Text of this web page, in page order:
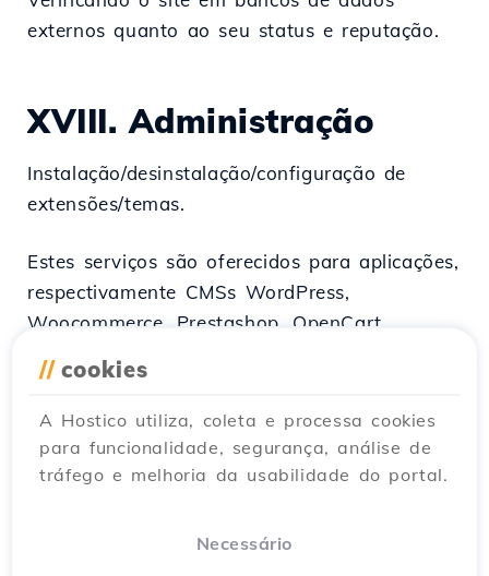
externos quanto ao seu status e reputação.
XVIII.Administração
Instalação/desinstalação/configuração de
extensões/temas.
Estes serviços são oferecidos para aplicações,
respectivamente CMSs WordPress,
Woocommerce, Prestashop, OpenCart,
O serviço não está disponível para
aplicações, respectivamente CMSs cuja
funcionalidade nativa ou estendida através
de várias extensões permite a criação de
// cookies
A Hostico utiliza, coleta e processa cookies
para funcionalidade, segurança, análise de
tráfego e melhoria da usabilidade do portal.
Necessário